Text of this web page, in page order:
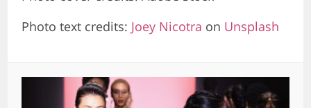
Photo text credits: Joey Nicotra on Unsplash